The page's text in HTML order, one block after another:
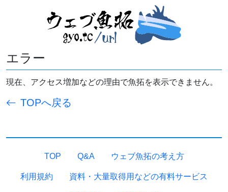
エラー
現在、アクセス増加などの理由で魚拓を表示できません。
TOPへ戻る
TOP Q&A ウェブ魚拓の考え方
利用規約 資料・大量取得用などの有料サービス